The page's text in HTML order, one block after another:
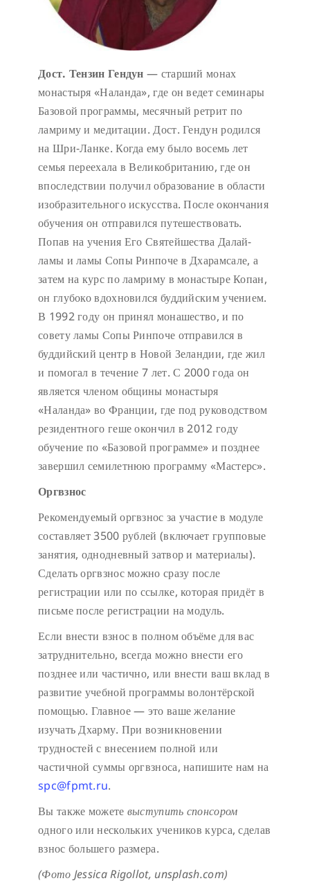
Дост. Тензин Гендун — старший монах
монастыря «Наланда», где он ведет семинары
Базовой программы, месячный ретрит по
ламриму и медитации. Дост. Гендун родился
на Шри-Ланке. Когда ему было восемь лет
семья переехала в Великобританию, где он
впоследствии получил образование в области
изобразительного искусства. После окончания
обучения он отправился путешествовать.
Попав на учения Его Святейшества Далай-
ламы и ламы Сопы Ринпоче в Дхарамсале, а
затем на курс по ламриму в монастыре Копан,
он глубоко вдохновился буддийским учением.
В 1992 году он принял монашество, и по
совету ламы Сопы Ринпоче отправился в
буддийский центр в Новой Зеландии, где жил
и помогал в течение 7 лет. С 2000 года он
является членом общины монастыря
«Наланда» во Франции, где под руководством
резидентного геше окончил в 2012 году
обучение по «Базовой программе» и позднее
завершил семилетнюю программу «Мастерс».
Оргвзнос
Рекомендуемый оргвзнос за участие в модуле
составляет 3500 рублей (включает групповые
занятия, однодневный затвор и материалы).
Сделать оргвзнос можно сразу после
регистрации или по ссылке, которая придёт в
письме после регистрации на модуль.
Если внести взнос в полном объёме для вас
затруднительно, всегда можно внести его
позднее или частично, или внести ваш вклад в
развитие учебной программы волонтёрской
помощью. Главное — это ваше желание
изучать Дхарму. При возникновении
трудностей с внесением полной или
частичной суммы оргвзноса, напишите нам на
spc@fpmt.ru.
Вы также можете выступить спонсором
одного или нескольких учеников курса, сделав
взнос большего размера.
(Фото Jessica Rigollot, unsplash.com)